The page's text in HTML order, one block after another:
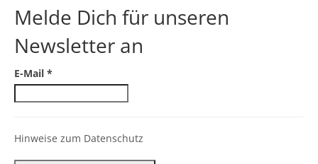
Melde Dich für unseren
Newsletter an
E-Mail *
Hinweise zum Datenschutz